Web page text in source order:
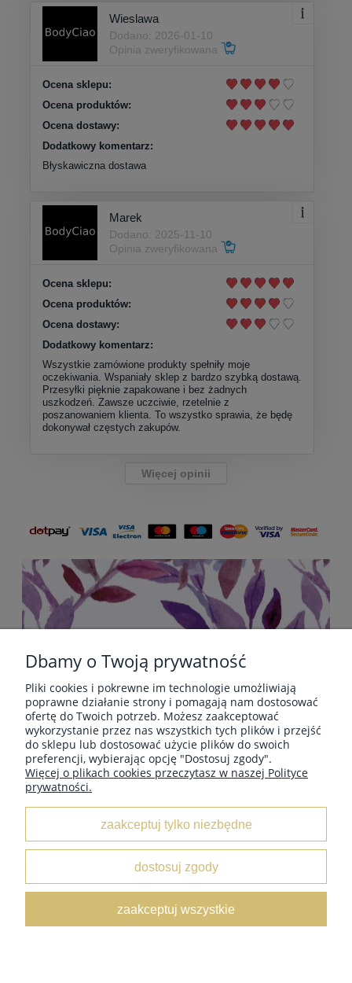
Wieslawa
Dodano: 2026-01-10
Opinia zweryfikowana
Ocena sklepu:
Ocena produktów:
Ocena dostawy:
Dodatkowy komentarz:
Błyskawiczna dostawa
Marek
Dodano: 2025-11-10
Opinia zweryfikowana
Ocena sklepu:
Ocena produktów:
Ocena dostawy:
Dodatkowy komentarz:
Wszystkie zamówione produkty spełniły moje
oczekiwania. Wspaniały sklep z bardzo szybką dostawą.
Przesyłki pięknie zapakowane i bez żadnych
uszkodzeń. Zawsze uczciwie, rzetelnie z
poszanowaniem klienta. To wszystko sprawia, że będę
dokonywał częstych zakupów.
Więcej opinii
POMOC
PŁATNOŚCI I DOSTAWA
INFORMACJE
KOLEKCJE
Dbamy o Twoją prywatność
Pliki cookies i pokrewne im technologie umożliwiają
poprawne działanie strony i pomagają nam dostosować
ofertę do Twoich potrzeb. Możesz zaakceptować
wykorzystanie przez nas wszystkich tych plików i przejść
do sklepu lub dostosować użycie plików do swoich
preferencji, wybierając opcję "Dostosuj zgody".
Więcej o plikach cookies przeczytasz w naszej Polityce
prywatności.
zaakceptuj tylko niezbędne
dostosuj zgody
zaakceptuj wszystkie